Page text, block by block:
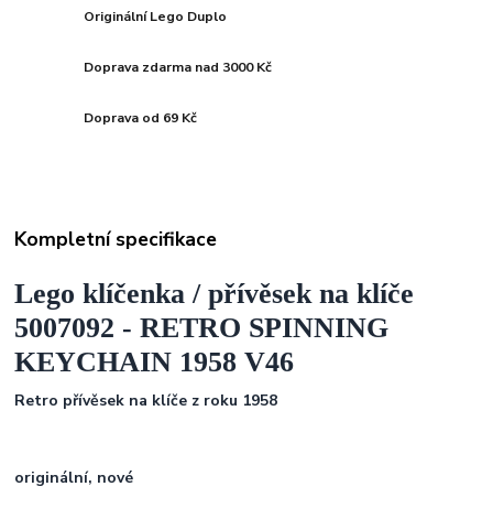
Originální Lego Duplo
Doprava zdarma nad 3000 Kč
Doprava od 69 Kč
Kompletní specifikace
Lego klíčenka / přívěsek na klíče
5007092 -RETRO SPINNING
KEYCHAIN 1958 V46
Retro přívěsek na klíče z roku 1958
originální, nové